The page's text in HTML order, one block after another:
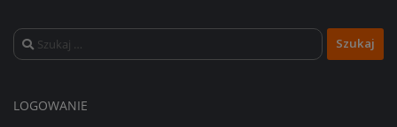
Szukaj:
LOGOWANIE